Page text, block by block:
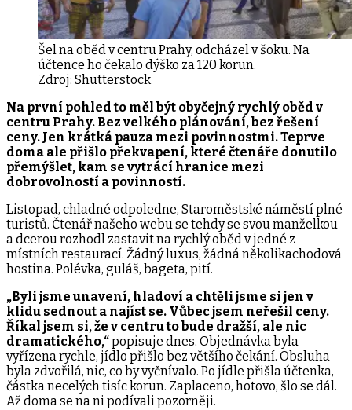
Šel na oběd v centru Prahy, odcházel v šoku. Na
účtence ho čekalo dýško za 120 korun.
Zdroj: Shutterstock
Na první pohled to měl být obyčejný rychlý oběd v
centru Prahy. Bez velkého plánování, bez řešení
ceny. Jen krátká pauza mezi povinnostmi. Teprve
doma ale přišlo překvapení, které čtenáře donutilo
přemýšlet, kam se vytrácí hranice mezi
dobrovolností a povinností.
Listopad, chladné odpoledne, Staroměstské náměstí plné
turistů. Čtenář našeho webu se tehdy se svou manželkou
a dcerou rozhodl zastavit na rychlý oběd v jedné z
místních restaurací. Žádný luxus, žádná několikachodová
hostina. Polévka, guláš, bageta, pití.
„Byli jsme unavení, hladoví a chtěli jsme si jen v
klidu sednout a najíst se. Vůbec jsem neřešil ceny.
Říkal jsem si, že v centru to bude dražší, ale nic
dramatického,“popisuje dnes. Objednávka byla
vyřízena rychle, jídlo přišlo bez většího čekání. Obsluha
byla zdvořilá, nic, co by vyčnívalo. Po jídle přišla účtenka,
částka necelých tisíc korun. Zaplaceno, hotovo, šlo se dál.
Až doma se na ni podívali pozorněji.